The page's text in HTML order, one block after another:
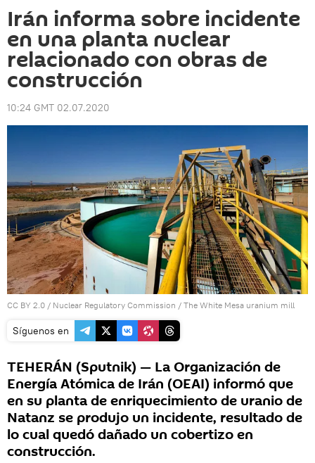
Irán informa sobre incidente
en una planta nuclear
relacionado con obras de
construcción
10:24 GMT 02.07.2020
CC BY 2.0 / Nuclear Regulatory Commission / The White Mesa uranium mill
Síguenos en
TEHERÁN (Sputnik) — La Organización de
Energía Atómica de Irán (OEAI) informó que
en su planta de enriquecimiento de uranio de
Natanz se produjo un incidente, resultado de
lo cual quedó dañado un cobertizo en
construcción.